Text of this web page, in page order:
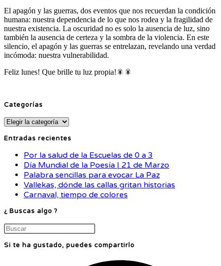
El apagón y las guerras, dos eventos que nos recuerdan la condición
humana: nuestra dependencia de lo que nos rodea y la fragilidad de
nuestra existencia. La oscuridad no es solo la ausencia de luz, sino
también la ausencia de certeza y la sombra de la violencia. En este
silencio, el apagón y las guerras se entrelazan, revelando una verdad
incómoda: nuestra vulnerabilidad.
Feliz lunes! Que brille tu luz propia!🎇🎇
Categorías
Categorías
Entradas recientes
Por la salud de la Escuelas de 0 a 3
Día Mundial de la Poesía | 21 de Marzo
Palabra sencillas para evocar La Paz
Vallekas, dónde las callas gritan historias
Carnaval, tiempo de colores
¿ Buscas algo ?
Si te ha gustado, puedes compartirlo